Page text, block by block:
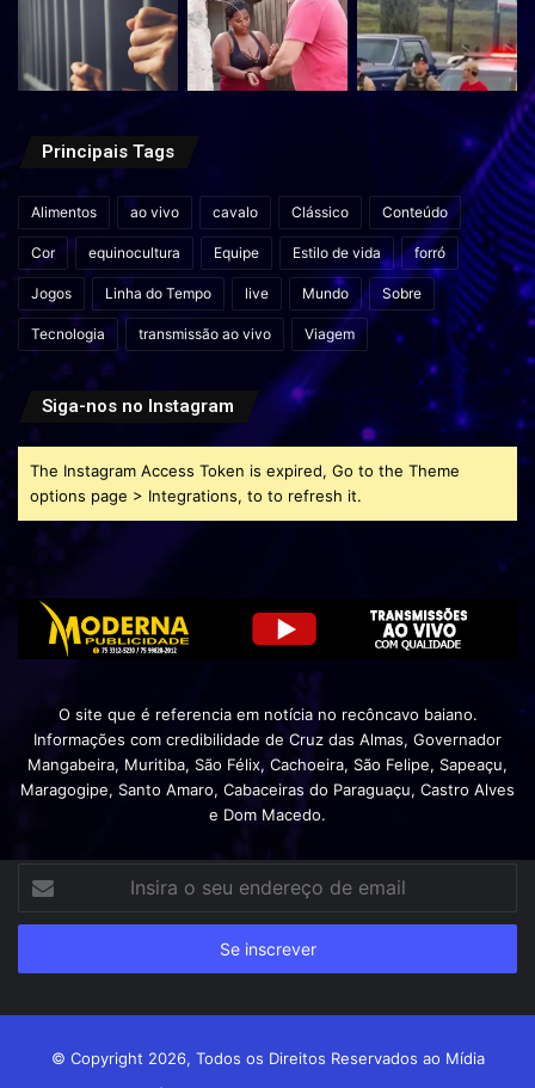
Principais Tags
Alimentos ao vivo cavalo Clássico Conteúdo
Cor equinocultura Equipe Estilo de vida forró
Jogos Linha do Tempo live Mundo Sobre
Tecnologia transmissão ao vivo Viagem
Siga-nos no Instagram
The Instagram Access Token is expired, Go to the Theme
options page > Integrations, to to refresh it.
O site que é referencia em notícia no recôncavo baiano.
Informações com credibilidade de Cruz das Almas, Governador
Mangabeira, Muritiba, São Félix, Cachoeira, São Felipe, Sapeaçu,
Maragogipe, Santo Amaro, Cabaceiras do Paraguaçu, Castro Alves
e Dom Macedo.
seu
de
© Copyright 2026, Todos os Direitos Reservados ao Mídia